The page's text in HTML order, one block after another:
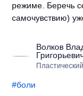
режиме. Беречь
самочувствию)
Волков
#боли